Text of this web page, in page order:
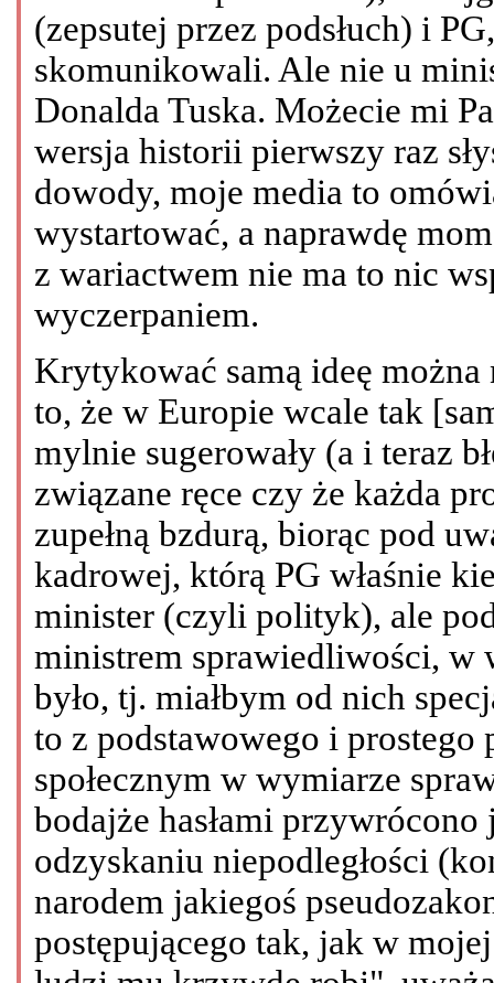
(zepsutej przez podsłuch) i
skomunikowali. Ale nie u
Donalda Tuska. Możecie mi
wersja historii pierwszy raz
dowody, moje media to
wystartować, a naprawdę
z wariactwem nie ma to nic
wyczerpaniem.
Krytykować samą ideę
to, że w Europie wcale tak
mylnie sugerowały (a i teraz
związane ręce czy że każda
zupełną bzdurą, biorąc pod
kadrowej, którą PG właśnie
minister (czyli polityk), ale
ministrem sprawiedliwości, w
było, tj. miałbym od nich
to z podstawowego i
społecznym w wymiarze
bodajże hasłami
odzyskaniu niepodległości
narodem jakiegoś
postępującego tak, jak w